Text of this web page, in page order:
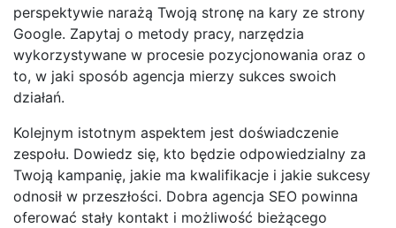
perspektywie narażą Twoją stronę na kary ze strony
Google. Zapytaj o metody pracy, narzędzia
wykorzystywane w procesie pozycjonowania oraz o
to, w jaki sposób agencja mierzy sukces swoich
działań.
Kolejnym istotnym aspektem jest doświadczenie
zespołu. Dowiedz się, kto będzie odpowiedzialny za
Twoją kampanię, jakie ma kwalifikacje i jakie sukcesy
odnosił w przeszłości. Dobra agencja SEO powinna
oferować stały kontakt i możliwość bieżącego